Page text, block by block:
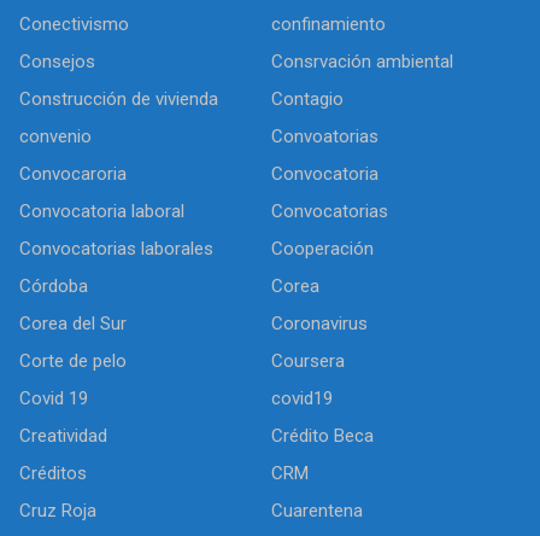
Conectivismo
confinamiento
Consejos
Consrvación ambiental
Construcción de vivienda
Contagio
convenio
Convoatorias
Convocaroria
Convocatoria
Convocatoria laboral
Convocatorias
Convocatorias laborales
Cooperación
Córdoba
Corea
Corea del Sur
Coronavirus
Corte de pelo
Coursera
Covid 19
covid19
Creatividad
Crédito Beca
Créditos
CRM
Cruz Roja
Cuarentena